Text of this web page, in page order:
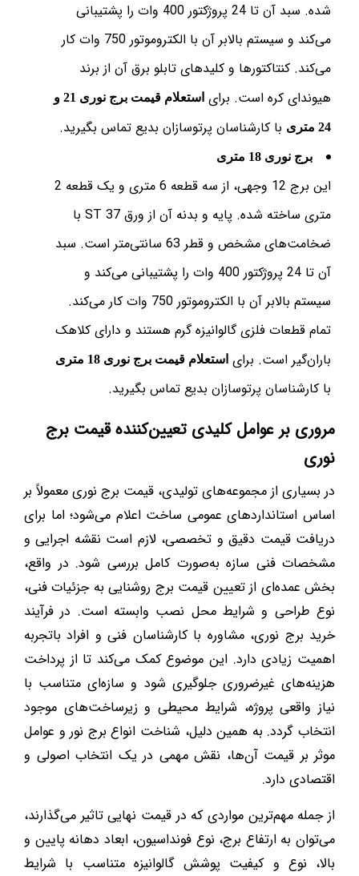
شده. سبد آن تا 24 پروژکتور 400 وات را پشتیبانی
می‌کند و سیستم بالابر آن با الکتروموتور 750 وات کار
می‌کند. کنتاکتورها و کلیدهای تابلو برق آن از برند
هیوندای کره است. برای
استعلام قیمت برج نوری 21 و
24 متری با کارشناسان پرتوسازان بدیع تماس بگیرید.
برج نوری 18 متری
این برج 12 وجهی، از سه قطعه 6 متری و یک قطعه 2
متری ساخته شده. پایه و بدنه آن از ورق ST 37 با
ضخامت‌های مشخص و قطر 63 سانتی‌متر است. سبد
آن تا 24 پروژکتور 400 وات را پشتیبانی می‌کند و
سیستم بالابر آن با الکتروموتور 750 وات کار می‌کند.
تمام قطعات فلزی گالوانیزه گرم هستند و دارای کلاهک
باران‌گیر است. برای استعلام قیمت برج نوری 18 متری
با کارشناسان پرتوسازان بدیع تماس بگیرید.
مروری بر عوامل کلیدی تعیین‌کننده قیمت برج
نوری
در بسیاری از مجموعه‌های تولیدی، قیمت برج نوری معمولاً بر
اساس استانداردهای عمومی ساخت اعلام می‌شود؛ اما برای
دریافت قیمت دقیق و تخصصی، لازم است نقشه اجرایی و
مشخصات فنی سازه به‌صورت کامل بررسی شود. در واقع،
بخش عمده‌ای از تعیین قیمت برج روشنایی به جزئیات فنی،
نوع طراحی و شرایط محل نصب وابسته است. در فرآیند
خرید برج نوری، مشاوره با کارشناسان فنی و افراد باتجربه
اهمیت زیادی دارد. این موضوع کمک می‌کند تا از پرداخت
هزینه‌های غیرضروری جلوگیری شود و سازه‌ای متناسب با
نیاز واقعی پروژه، شرایط محیطی و زیرساخت‌های موجود
انتخاب گردد. به همین دلیل، شناخت انواع برج نور و عوامل
موثر بر قیمت آن‌ها، نقش مهمی در یک انتخاب اصولی و
اقتصادی دارد.
از جمله مهم‌ترین مواردی که در قیمت نهایی تاثیر می‌گذارند،
می‌توان به ارتفاع برج، نوع فونداسیون، ابعاد دهانه پایین و
بالا، نوع و کیفیت پوشش گالوانیزه متناسب با شرایط